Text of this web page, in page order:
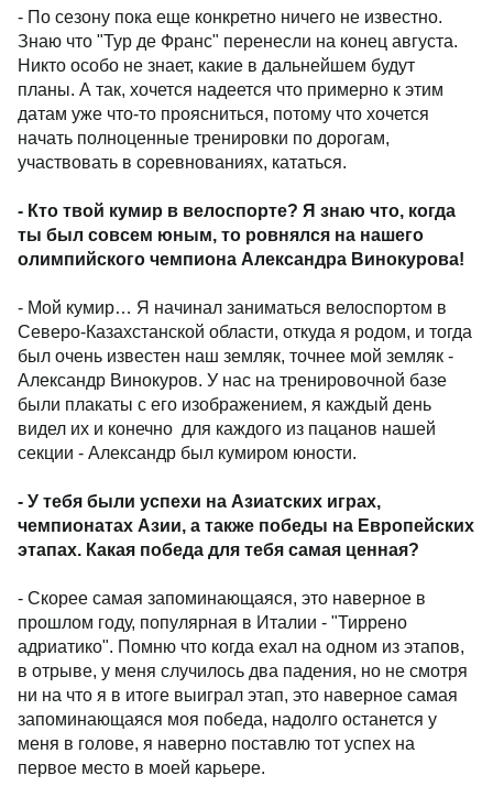
- По сезону пока еще конкретно ничего не известно.
Знаю что "Тур де Франс" перенесли на конец августа.
Никто особо не знает, какие в дальнейшем будут
планы. А так, хочется надеется что примерно к этим
датам уже что-то проясниться, потому что хочется
начать полноценные тренировки по дорогам,
участвовать в соревнованиях, кататься.
- Кто твой кумир в велоспорте? Я знаю что, когда
ты был совсем юным, то ровнялся на нашего
олимпийского чемпиона Александра Винокурова!
- Мой кумир… Я начинал заниматься велоспортом в
Северо-Казахстанской области, откуда я родом, и тогда
был очень известен наш земляк, точнее мой земляк -
Александр Винокуров. У нас на тренировочной базе
были плакаты с его изображением, я каждый день
видел их и конечно для каждого из пацанов нашей
секции - Александр был кумиром юности.
- У тебя были успехи на Азиатских играх,
чемпионатах Азии, а также победы на Европейских
этапах. Какая победа для тебя самая ценная?
- Скорее самая запоминающаяся, это наверное в
прошлом году, популярная в Италии - "Тиррено
адриатико". Помню что когда ехал на одном из этапов,
в отрыве, у меня случилось два падения, но не смотря
ни на что я в итоге выиграл этап, это наверное самая
запоминающаяся моя победа, надолго останется у
меня в голове, я наверно поставлю тот успех на
первое место в моей карьере.